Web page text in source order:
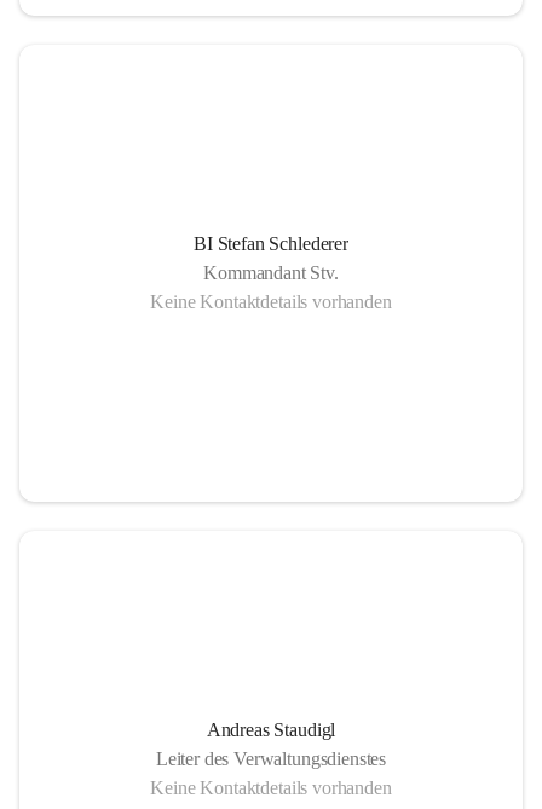
BI Stefan Schlederer
Kommandant Stv.
Keine Kontaktdetails vorhanden
Andreas Staudigl
Leiter des Verwaltungsdienstes
Keine Kontaktdetails vorhanden